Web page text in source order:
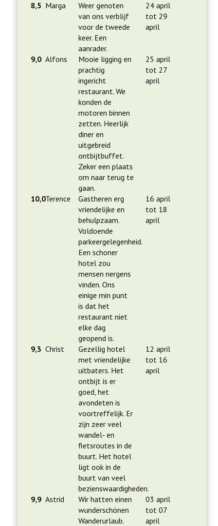
8,5 Marga
Weer genoten
van ons verblijf
voor de tweede
keer. Een
aanrader.
24 april
tot 29
april
9,0 Alfons
Mooie ligging en
prachtig
ingericht
restaurant. We
konden de
motoren binnen
zetten. Heerlijk
diner en
uitgebreid
ontbijtbuffet.
Zeker een plaats
om naar terug te
gaan.
25 april
tot 27
april
10,0Terence
Gastheren erg
vriendelijke en
behulpzaam.
Voldoende
parkeergelegenheid.
Een schoner
hotel zou
mensen nergens
vinden. Ons
einige min punt
is dat het
restaurant niet
elke dag
geopend is.
16 april
tot 18
april
9,3 Christ
Gezellig hotel
met vriendelijke
uitbaters. Het
ontbijt is er
goed, het
avondeten is
voortreffelijk. Er
zijn zeer veel
wandel- en
fietsroutes in de
buurt. Het hotel
ligt ook in de
buurt van veel
bezienswaardigheden.
12 april
tot 16
april
9,9 Astrid
Wir hatten einen
wunderschönen
Wanderurlaub.
03 april
tot 07
april